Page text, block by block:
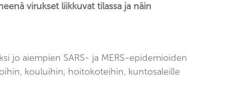
virukset liikkuvat tilassa ja näin
jo aiempien SARS- ja MERS-epidemioiden
kouluihin, hoitokoteihin, kuntosaleille